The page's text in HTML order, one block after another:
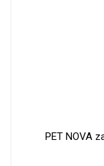
PET NOVA